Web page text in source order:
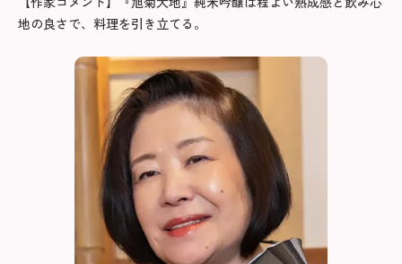
地の良さで、料理を引き立てる。